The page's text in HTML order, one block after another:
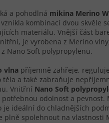
a pohodlná mikina Merino
vznikla kombinací dvou skvěle
materiálu. Vnější část
je vyrobena z Merino
Nano Soft polypropylenu.
vlna příjemně zahřeje,
těla a také zabraňuje
Vnitřní Nano Soft
potřebnou odolnost a pevnost.
je ideální do chladnějších
plně spolehnout na vlastnosti